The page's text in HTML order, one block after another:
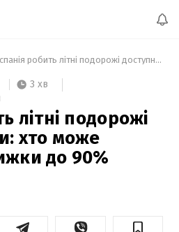
Іспанія робить літні подорожі доступнішими: хто може отримати знижки до 90%
3 хв
літні подорожі
хто може
до 90%